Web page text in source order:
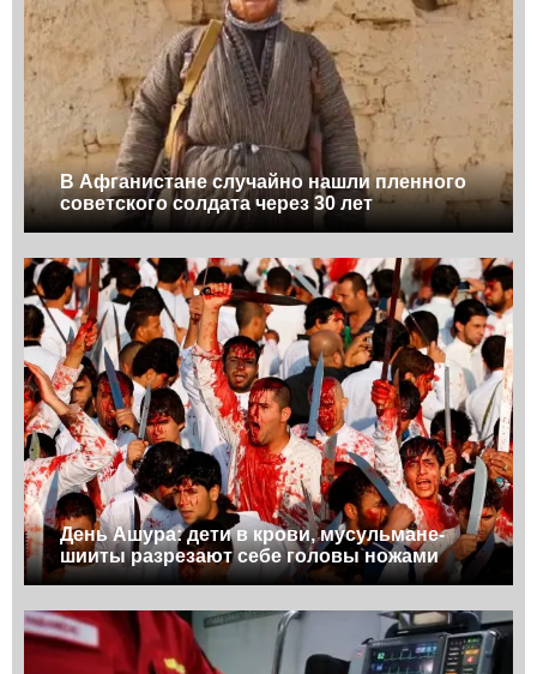
В Афганистане случайно нашли пленного
советского солдата через 30 лет
День Ашура: дети в крови, мусульмане-
шииты разрезают себе головы ножами